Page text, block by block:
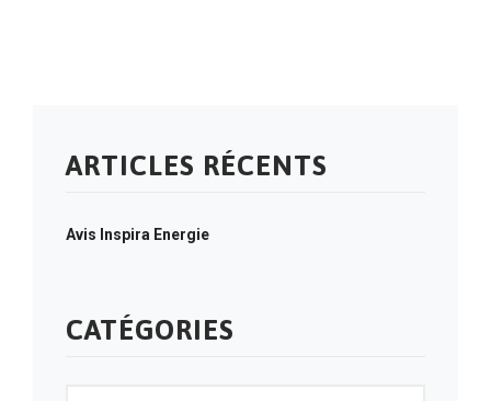
ARTICLES RÉCENTS
Avis Inspira Energie
CATÉGORIES